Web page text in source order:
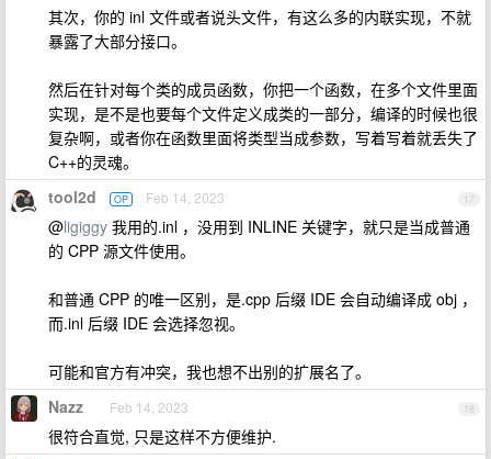
其次，你的 inl 文件或者说头文件，有这么多的内联实现，不就
暴露了大部分接口。
然后在针对每个类的成员函数，你把一个函数，在多个文件里面
实现，是不是也要每个文件定义成类的一部分，编译的时候也很
复杂啊，或者你在函数里面将类型当成参数，写着写着就丢失了
C++的灵魂。
17
tool2d OP Feb 14, 2023
@ligiggy 我用的.inl ，没用到 INLINE 关键字，就只是当成普通
的 CPP 源文件使用。
和普通 CPP 的唯一区别，是.cpp 后缀 IDE 会自动编译成 obj ，
而.inl 后缀 IDE 会选择忽视。
可能和官方有冲突，我也想不出别的扩展名了。
18
Nazz Feb 14, 2023
很符合直觉, 只是这样不方便维护.